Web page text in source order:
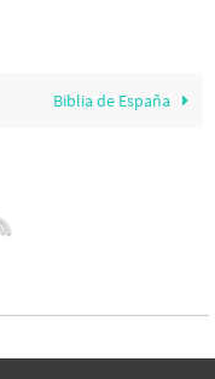
Biblia de España